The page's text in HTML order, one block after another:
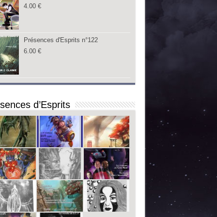
4.00 €
Présences d'Esprits n°122
6.00 €
d’Esprits